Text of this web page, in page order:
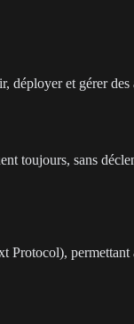
et gérer
toujours, sans
permettant